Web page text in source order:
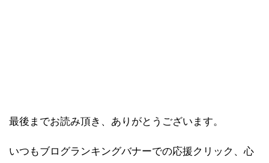
最後までお読み頂き、ありがとうございます。
いつもブログランキングバナーでの応援クリック、心